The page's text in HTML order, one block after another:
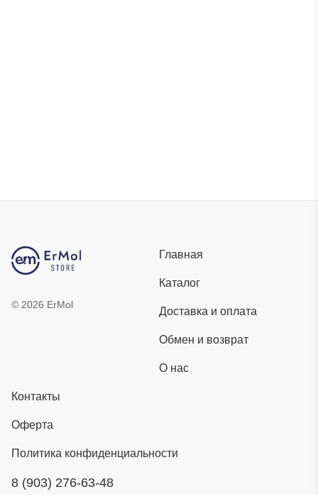
© 2026 ErMol
Главная
Каталог
Доставка и оплата
Обмен и возврат
О нас
Контакты
Оферта
Политика конфиденциальности
8 (903) 276-63-48